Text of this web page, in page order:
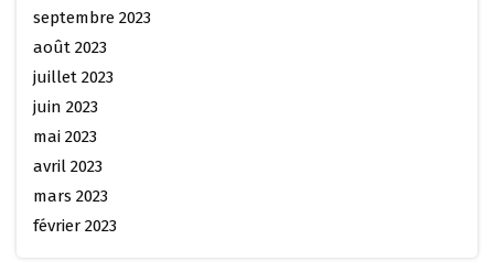
septembre 2023
août 2023
juillet 2023
juin 2023
mai 2023
avril 2023
mars 2023
février 2023